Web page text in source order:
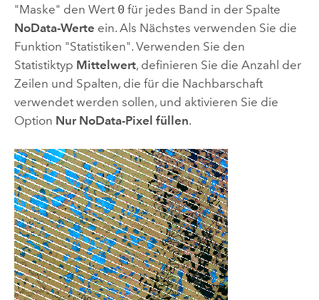
"Maske" den Wert 0 für jedes Band in der Spalte
NoData-Werte ein. Als Nächstes verwenden Sie die
Funktion "Statistiken". Verwenden Sie den
Statistiktyp Mittelwert, definieren Sie die Anzahl der
Zeilen und Spalten, die für die Nachbarschaft
verwendet werden sollen, und aktivieren Sie die
Option Nur NoData-Pixel füllen.